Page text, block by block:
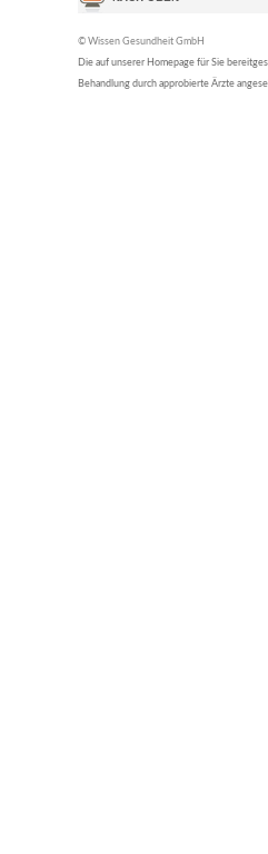
© Wissen Gesundheit GmbH
Die auf unserer Homepage für Sie
Behandlung durch approbierte Ärzte